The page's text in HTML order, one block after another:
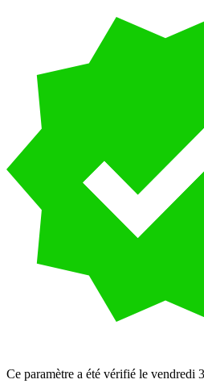
Ce paramètre a été vérifié le vendredi